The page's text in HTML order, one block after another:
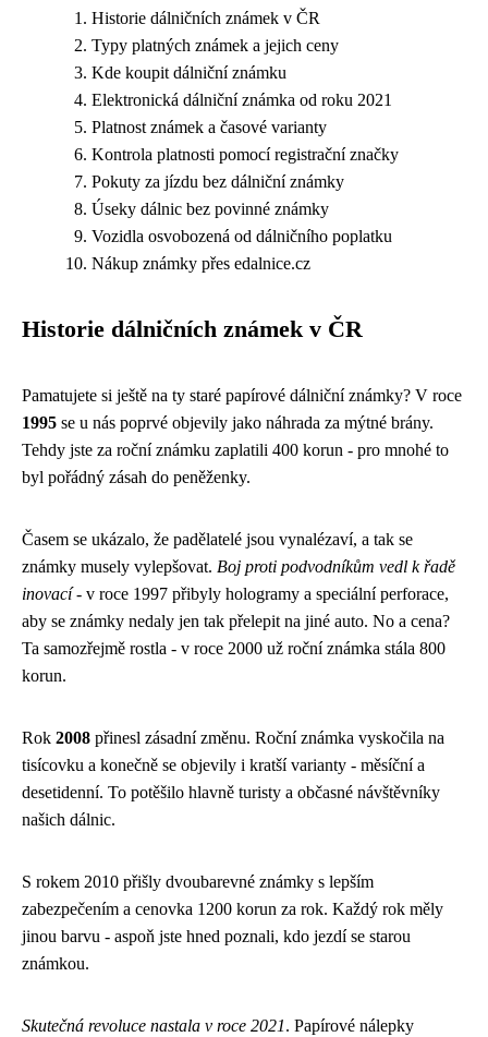
Historie dálničních známek v ČR
Typy platných známek a jejich ceny
Kde koupit dálniční známku
Elektronická dálniční známka od roku 2021
Platnost známek a časové varianty
Kontrola platnosti pomocí registrační značky
Pokuty za jízdu bez dálniční známky
Úseky dálnic bez povinné známky
Vozidla osvobozená od dálničního poplatku
Nákup známky přes edalnice.cz
Historie dálničních známek v ČR
Pamatujete si ještě na ty staré papírové dálniční známky? V roce
1995 se u nás poprvé objevily jako náhrada za mýtné brány.
Tehdy jste za roční známku zaplatili 400 korun - pro mnohé to
byl pořádný zásah do peněženky.
Časem se ukázalo, že padělatelé jsou vynalézaví, a tak se
známky musely vylepšovat. Boj proti podvodníkům vedl k řadě
inovací- v roce 1997 přibyly hologramy a speciální perforace,
aby se známky nedaly jen tak přelepit na jiné auto. No a cena?
Ta samozřejmě rostla - v roce 2000 už roční známka stála 800
korun.
Rok 2008 přinesl zásadní změnu. Roční známka vyskočila na
tisícovku a konečně se objevily i kratší varianty - měsíční a
desetidenní. To potěšilo hlavně turisty a občasné návštěvníky
našich dálnic.
S rokem 2010 přišly dvoubarevné známky s lepším
zabezpečením a cenovka 1200 korun za rok. Každý rok měly
jinou barvu - aspoň jste hned poznali, kdo jezdí se starou
známkou.
Skutečná revoluce nastala v roce 2021. Papírové nálepky